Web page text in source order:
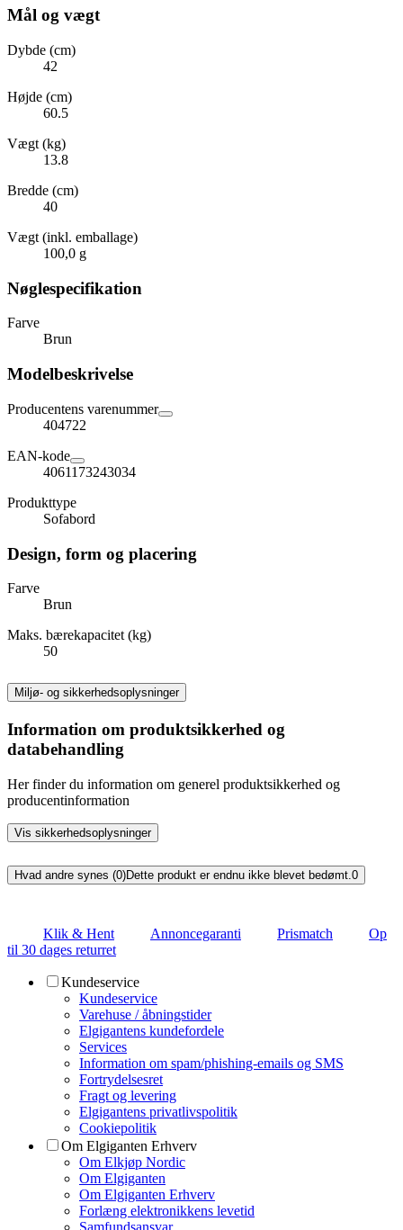
Mål og vægt
Dybde (cm)
42
Højde (cm)
60.5
Vægt (kg)
13.8
Bredde (cm)
40
Vægt (inkl. emballage)
100,0 g
Nøglespecifikation
Farve
Brun
Modelbeskrivelse
Producentens varenummer
404722
EAN-kode
4061173243034
Produkttype
Sofabord
Design, form og placering
Farve
Brun
Maks. bærekapacitet (kg)
50
Miljø- og sikkerhedsoplysninger
Information om produktsikkerhed og
databehandling
Her finder du information om generel produktsikkerhed og
producentinformation
Vis sikkerhedsoplysninger
Hvad andre synes (0)Dette produkt er endnu ikke blevet bedømt. 0
Klik & Hent Annoncegaranti Prismatch
Op
til 30 dages returret
Kundeservice
Kundeservice
Varehuse / åbningstider
Elgigantens kundefordele
Services
Information om spam/phishing-emails og SMS
Fortrydelsesret
Fragt og levering
Elgigantens privatlivspolitik
Cookiepolitik
Om Elgiganten Erhverv
Om Elkjøp Nordic
Om Elgiganten
Om Elgiganten Erhverv
Forlæng elektronikkens levetid
Samfundsansvar